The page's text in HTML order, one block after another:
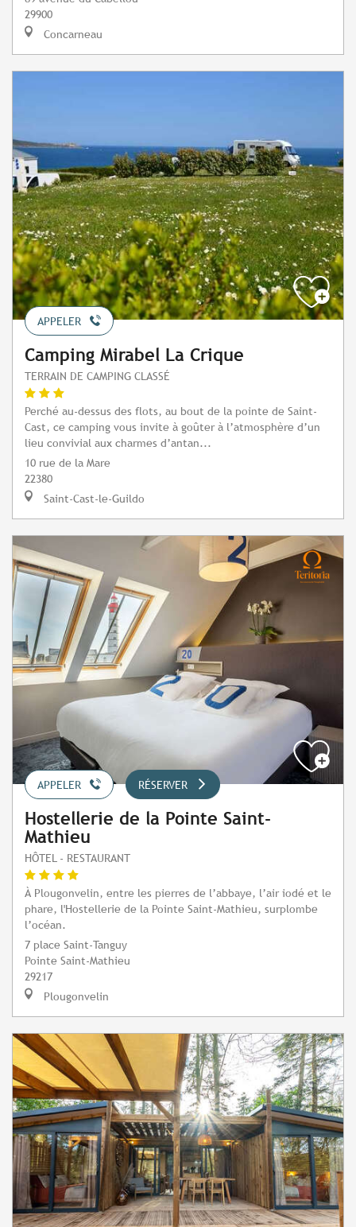
29900
Concarneau
APPELER
Camping Mirabel La Crique
TERRAIN DE CAMPING CLASSÉ
Perché au-dessus des flots, au bout de la pointe de Saint-
Cast, ce camping vous invite à goûter à l’atmosphère d’un
lieu convivial aux charmes d’antan...
10 rue de la Mare
22380
Saint-Cast-le-Guildo
APPELER RÉSERVER
Hostellerie de la Pointe Saint-
Mathieu
HÔTEL - RESTAURANT
À Plougonvelin, entre les pierres de l’abbaye, l’air iodé et le
phare, l'Hostellerie de la Pointe Saint-Mathieu, surplombe
l’océan.
7 place Saint-Tanguy
Pointe Saint-Mathieu
29217
Plougonvelin